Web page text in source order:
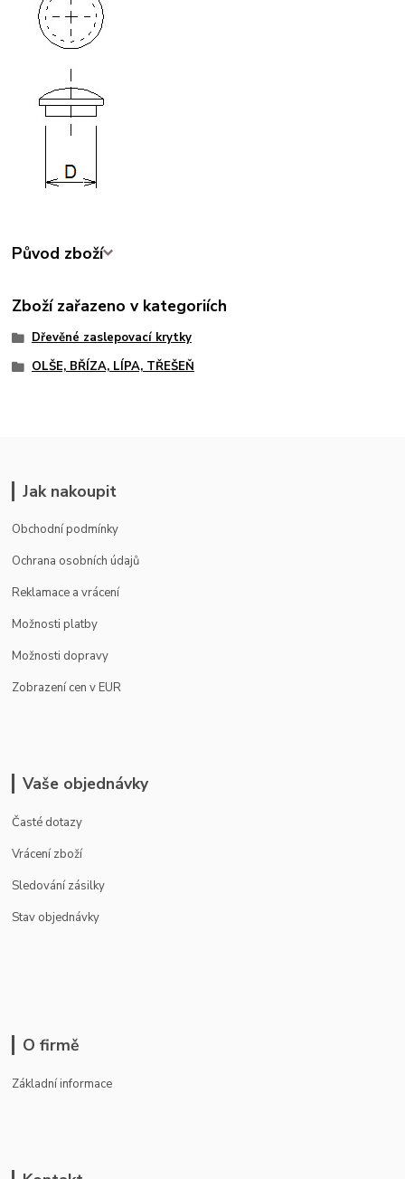
Původ zboží
Zboží zařazeno v kategoriích
Dřevěné zaslepovací krytky
OLŠE, BŘÍZA, LÍPA, TŘEŠEŇ
Jak nakoupit
Obchodní podmínky
Ochrana osobních údajů
Reklamace a vrácení
Možnosti platby
Možnosti dopravy
Zobrazení cen v EUR
Vaše objednávky
Časté dotazy
Vrácení zboží
Sledování zásilky
Stav objednávky
O firmě
Základní informace